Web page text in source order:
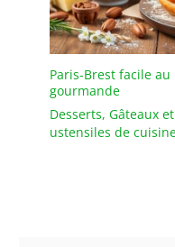
Paris-Brest facile
gourmande
Desserts, Gâteaux
ustensiles de